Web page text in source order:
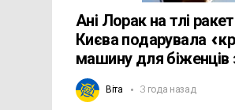
Ані Лорак на тлі
Києва подарувала
машину для
Віта 3 года назад